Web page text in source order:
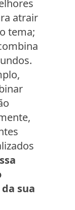
atrair
tema;
sua